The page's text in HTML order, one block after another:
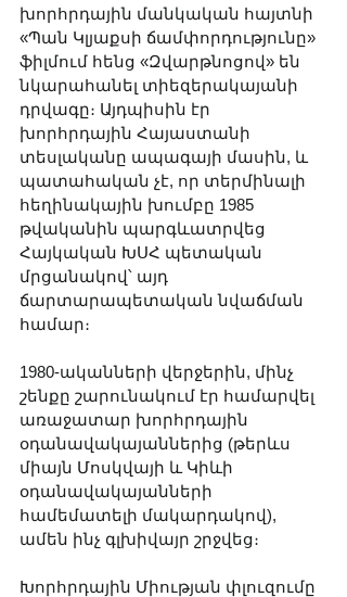
խորհրդային մանկական հայտնի
«Պան Կլյաքսի ճամփորդությունը»
ֆիլմում հենց «Զվարթնոցով» են
նկարահանել տիեզերակայանի
դրվագը։ Այդպիսին էր
խորհրդային Հայաստանի
տեսլականը ապագայի մասին, և
պատահական չէ, որ տերմինալի
հեղինակային խումբը 1985
թվականին պարգևատրվեց
Հայկական ԽՍՀ պետական
մրցանակով՝ այդ
ճարտարապետական նվաճման
համար։
1980-ականների վերջերին, մինչ
շենքը շարունակում էր համարվել
առաջատար խորհրդային
օդանավակայաններից (թերևս
միայն Մոսկվայի և Կիևի
օդանավակայանների
համեմատելի մակարդակով),
ամեն ինչ գլխիվայր շրջվեց։
Խորհրդային Միության փլուզումը